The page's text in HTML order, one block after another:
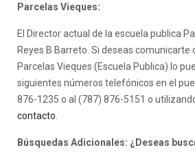
Parcelas Vieques:
El Director actual de la escuela publica
Reyes B Barreto. Si deseas comunicarte
Parcelas Vieques (Escuela Publica) lo
siguientes números telefónicos en el
876-1235 o al (787) 876-5151 o
contacto
Búsquedas Adicionales: ¿Deseas